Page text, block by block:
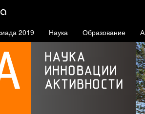
2019 Наука Образование